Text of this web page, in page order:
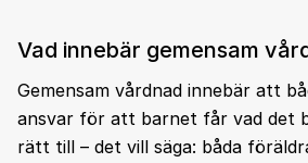
Vad innebär gemensam
Gemensam vårdnad innebär att
ansvar för att barnet får vad det
rätt till – det vill säga: båda